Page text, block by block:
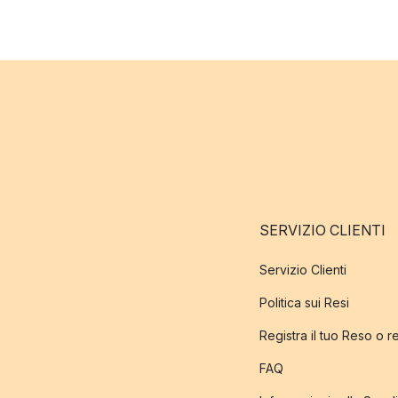
SERVIZIO CLIENTI
Servizio Clienti
Politica sui Resi
Registra il tuo Reso o
FAQ